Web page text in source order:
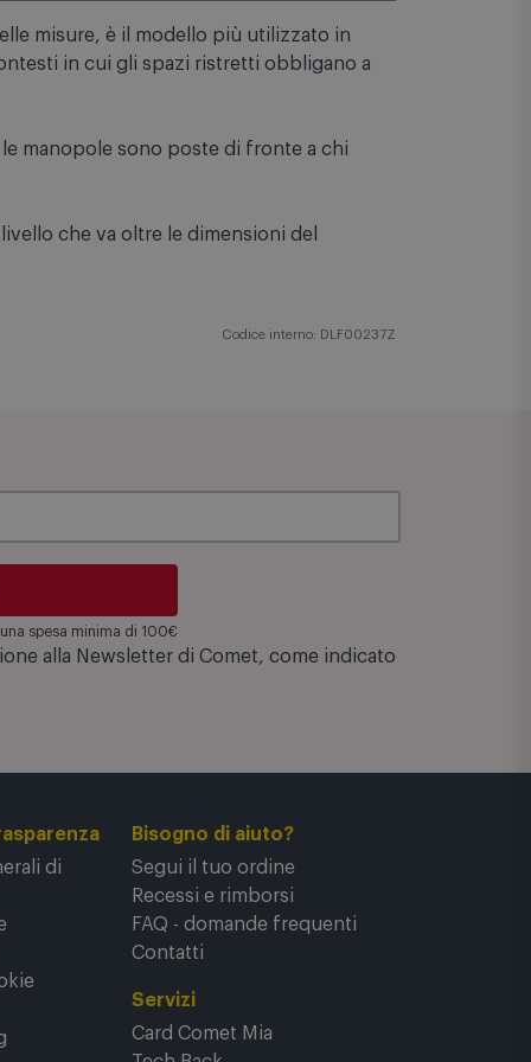
misure, è il modello più utilizzato in
in cui gli spazi ristretti obbligano a
manopole sono poste di fronte a chi
che va oltre le dimensioni del
spesa minima di 100€
alla Newsletter di Comet, come indicato
di
Bisogno di aiuto?
Segui il tuo ordine
Recessi e rimborsi
FAQ - domande frequenti
Contatti
Servizi